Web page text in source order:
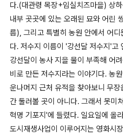
다.(대관령 목장+임실치즈마을) 상
내부 곳곳에 있는 오래된 묘와 어린
름), 그리고 특별히 농원 안에서 어
다. 저수지 이름이 '강선달 저수지'고
강선달이 농사 지을 물이 부족해 어
비로 만든 저수지라는 이야기다. 농
운나머지 근처 유적을 찾아보니 무장
간 둘러볼 곳이 아니다. 그래서 못미
혁명 기포지'에 들렸다. 일요일에 올
도시재생사업이 이루어지는 영화시